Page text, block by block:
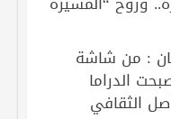
: من شاشة
الدراما
الثقافي